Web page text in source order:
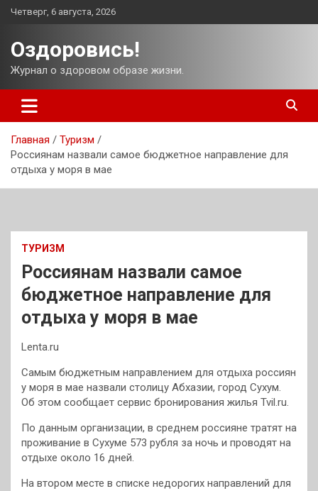
Перейти
Четверг, 6 августа, 2026
Оздоровись!
Журнал о здоровом образе жизни.
Главная
Туризм
Россиянам назвали самое бюджетное направление для
отдыха у моря в мае
ТУРИЗМ
Россиянам назвали самое
бюджетное направление для
отдыха у моря в мае
Lenta.ru
Самым бюджетным направлением для отдыха россиян
у моря в мае назвали столицу Абхазии, город Сухум.
Об этом сообщает сервис бронирования жилья Tvil.ru.
По данным организации, в среднем россияне тратят на
проживание в Сухуме 573 рубля за ночь и проводят на
отдыхе около 16 дней.
На втором месте в списке недорогих направлений для